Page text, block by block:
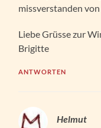
missverstanden von
Liebe Grüsse zur
Brigitte
ANTWORTEN
Helmut